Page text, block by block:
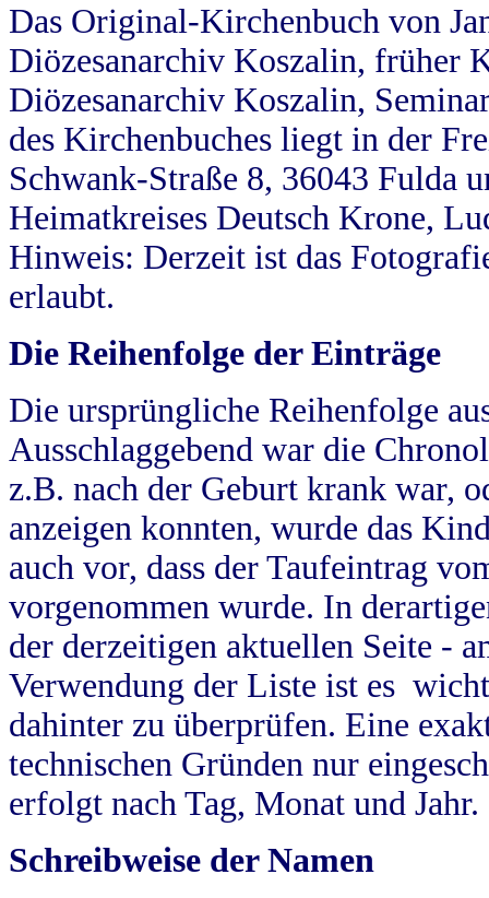
Das Original-Kirchenbuch von
Diözesanarchiv Koszalin, früher
Diözesanarchiv Koszalin,
des Kirchenbuches liegt in der
Schwank-Straße 8, 36043 Fulda
Heimatkreises Deutsch Krone,
Hinweis: Derzeit ist das
erlaubt.
Die Reihenfolge der Einträge
Die ursprüngliche Reihenfolge
Ausschlaggebend war die
z.B. nach der Geburt krank war,
anzeigen konnten, wurde das
auch vor, dass der Taufeintrag
vorgenommen wurde. In
der derzeitigen aktuellen Seite -
Verwendung der Liste ist es
dahinter zu überprüfen. Eine
technischen Gründen nur
erfolgt nach Tag, Monat und Jahr.
Schreibweise der Namen